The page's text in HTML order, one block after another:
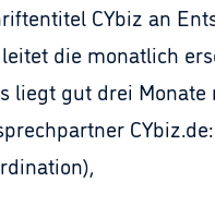
CYbiz an
die monatlich
liegt gut drei
CYbiz.de: